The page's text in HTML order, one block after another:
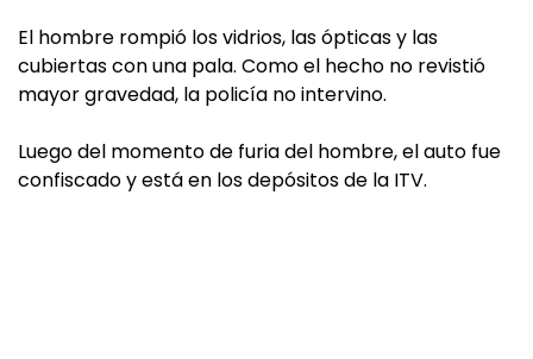
El hombre rompió los vidrios, las ópticas y las
cubiertas con una pala. Como el hecho no revistió
mayor gravedad, la policía no intervino.
Luego del momento de furia del hombre, el auto fue
confiscado y está en los depósitos de la ITV.